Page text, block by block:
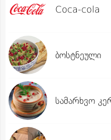
Coca-cola
ბოსტნეული
სამარხვო